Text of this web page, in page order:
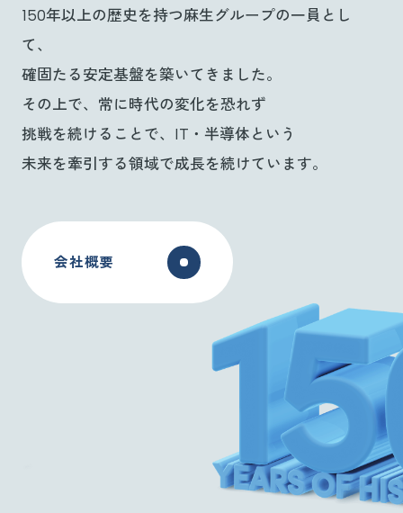
150年以上の歴史を持つ麻生グループの一員とし
て、
確固たる安定基盤を築いてきました。
その上で、常に時代の変化を恐れず
挑戦を続けることで、 IT・半導体という
未来を牽引する領域で成長を続けています。
会社概要